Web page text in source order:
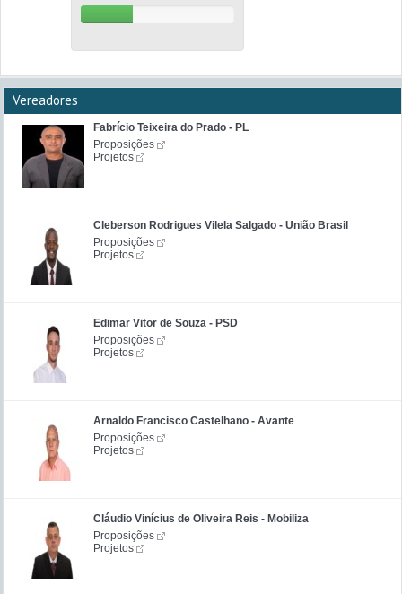
Vereadores
Fabrício Teixeira do Prado - PL
Proposições
Projetos
Cleberson Rodrigues Vilela Salgado - União Brasil
Proposições
Projetos
Edimar Vitor de Souza - PSD
Proposições
Projetos
Arnaldo Francisco Castelhano - Avante
Proposições
Projetos
Cláudio Vinícius de Oliveira Reis - Mobiliza
Proposições
Projetos